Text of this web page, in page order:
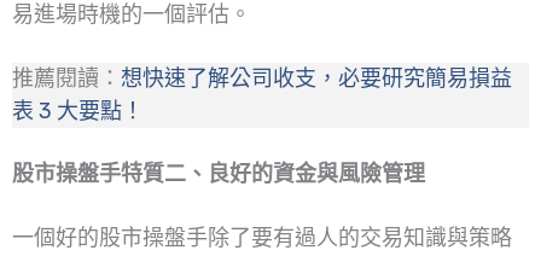
易進場時機的一個評估。
推薦閱讀： 想快速了解公司收支，必要研究簡易損益
表 3 大要點！
股市操盤手特質二、良好的資金與風險管理
一個好的股市操盤手除了要有過人的交易知識與策略